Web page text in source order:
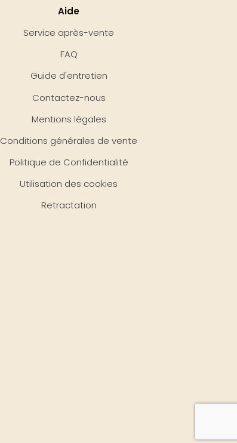
Aide
Service après-vente
FAQ
Guide d'entretien
Contactez-nous
Mentions légales
Conditions générales de vente
Politique de Confidentialité
Utilisation des cookies
Retractation